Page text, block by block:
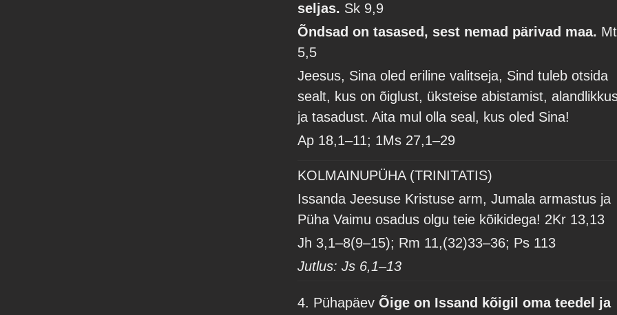
seljas. Sk 9,9
Õndsad on tasased, sest nemad pärivad maa. Mt
5,5
Jeesus, Sina oled eriline valitseja, Sind tuleb otsida
sealt, kus on õiglust, üksteise abistamist,
ja tasadust. Aita mul olla seal, kus oled Sina!
Ap 18,1–11; 1Ms 27,1–29
KOLMAINUPÜHA (TRINITATIS)
Issanda Jeesuse Kristuse arm, Jumala armastus ja
Püha Vaimu osadus olgu teie kõikidega! 2Kr 13,13
Jh 3,1–8(9–15); Rm 11,(32)33–36; Ps 113
Jutlus: Js 6,1–13
4. PühapäevÕige on Issand kõigil oma teedel ja